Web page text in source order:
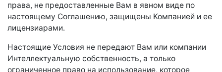
права, не предоставленные Вам в явном виде по
настоящему Соглашению, защищены Компанией и ее
лицензиарами.
Настоящие Условия не передают Вам или компании
Интеллектуальную собственность, а только
ограниченное право на использование, которое